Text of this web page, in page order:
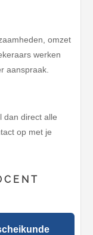
omzet
werken
aanspraak.
dan direct alle
op met je